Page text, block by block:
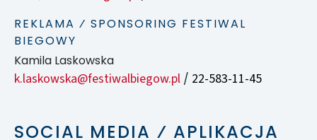
REKLAMA ⁄ SPONSORING FESTIWAL
BIEGOWY
Kamila Laskowska
k.laskowska@festiwalbiegow.pl / 22-583-11-45
SOCIAL MEDIA ⁄ APLIKACJA